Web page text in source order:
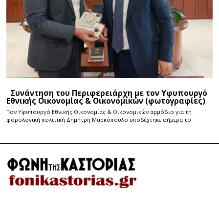
Συνάντηση του Περιφερειάρχη με τον Υφυπουργό
Εθνικής Οικονομίας & Οικονομικών (φωτογραφίες)
Τον Υφυπουργό Εθνικής Οικονομίας & Οικονομικών αρμόδιο για τη
φορολογική πολιτική Δημήτρη Μαρκόπουλο υποδέχτηκε σήμερα το